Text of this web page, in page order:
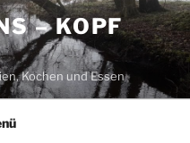
– KOPF
Kochen und Essen